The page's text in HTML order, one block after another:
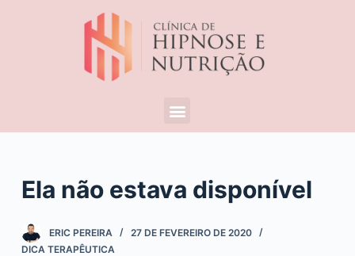
a
o
Ela não estava disponível
ERIC PEREIRA
27 DE FEVEREIRO DE 2020
DICA TERAPÊUTICA